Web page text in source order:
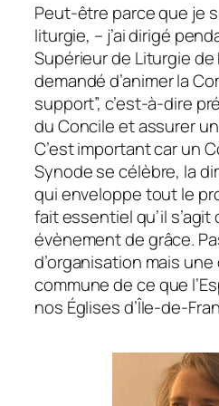
Peut-être parce que je
liturgie, – j’ai dirigé
Supérieur de Liturgie de
demandé d’animer la
support”, c’est-à-dire
du Concile et assurer
C’est important car un
Synodese célèbre, la
qui enveloppe tout le
fait essentiel qu’il s’agit
évènement de grâce.
d’organisation mais
commune de ce que
nos Églises d’Île-de-